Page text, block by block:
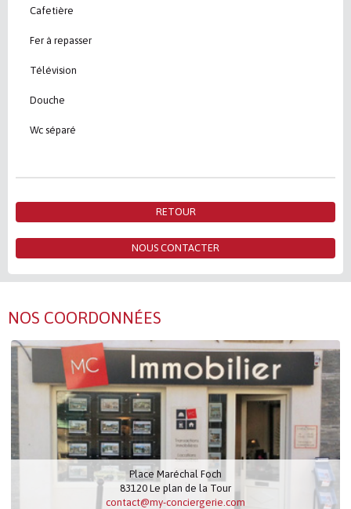
Cafetière
Fer à repasser
Télévision
Douche
Wc séparé
RETOUR
NOUS CONTACTER
NOS COORDONNÉES
Place Maréchal Foch
83120 Le plan de la Tour
contact@my-conciergerie.com